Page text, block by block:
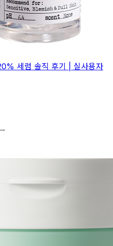
세럼 솔직 후기 | 실사용자